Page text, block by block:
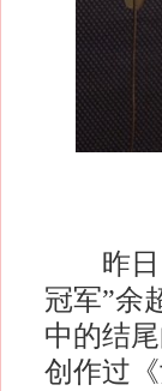
昨日，
冠军”余
中的结
创作过